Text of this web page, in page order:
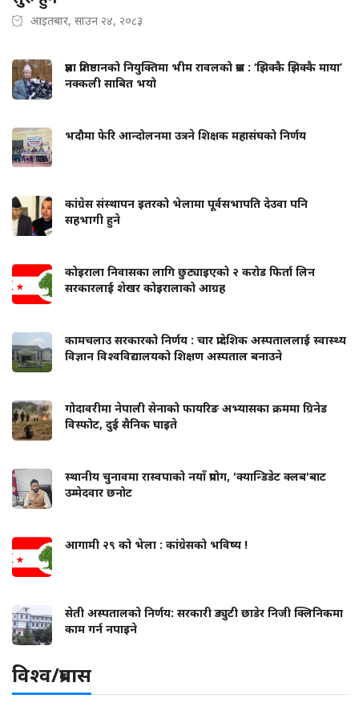
आइतबार, साउन २४, २०८३
प्रज्ञा प्रतिष्ठानको नियुक्तिमा भीम रावलको प्रश्न : ‘झिक्कै झिक्कै माया’
नक्कली साबित भयो
भदौमा फेरि आन्दोलनमा उत्रने शिक्षक महासंघको निर्णय
कांग्रेस संस्थापन इतरको भेलामा पूर्वसभापति देउवा पनि
सहभागी हुने
कोइराला निवासका लागि छुट्याइएको २ करोड फिर्ता लिन
सरकारलाई शेखर कोइरालाको आग्रह
कामचलाउ सरकारको निर्णय : चार प्रादेशिक अस्पताललाई स्वास्थ्य
विज्ञान विश्वविद्यालयको शिक्षण अस्पताल बनाउने
गोदावरीमा नेपाली सेनाको फायरिङ अभ्यासका क्रममा ग्रिनेड
विस्फोट, दुई सैनिक घाइते
स्थानीय चुनावमा रास्वपाको नयाँ प्रयोग, 'क्यान्डिडेट क्लब'बाट
उम्मेदवार छनोट
आगामी २९ को भेला : कांग्रेसको भविष्य !
सेती अस्पतालको निर्णय: सरकारी ड्युटी छाडेर निजी क्लिनिकमा
काम गर्न नपाइने
विश्व/प्रबास